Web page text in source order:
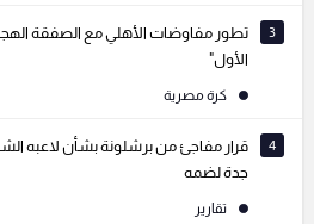
3
تطور مفاوضات الأهلي مع الصفقة
الأول"
كرة مصرية
4
قرار مفاجئ من برشلونة بشأن لاعبه
جدة لضمه
تقارير